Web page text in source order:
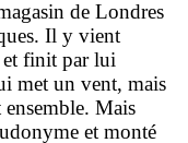
de Londres
Il y vient
et finit par lui
met un vent, mais
Mais
et monté